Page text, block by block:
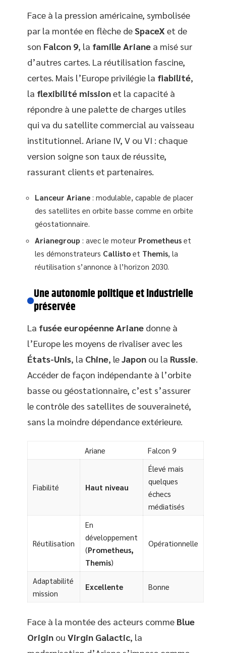
Face à la pression américaine, symbolisée
par la montée en flèche deSpaceX et de
son Falcon 9, la famille Ariane a misé sur
d’autres cartes. La réutilisation fascine,
certes. Mais l’Europe privilégie la fiabilité,
la flexibilité missionet la capacité à
répondre à une palette de charges utiles
qui va du satellite commercial au vaisseau
institutionnel. Ariane IV, V ou VI : chaque
version soigne son taux de réussite,
rassurant clients et partenaires.
Lanceur Ariane : modulable, capable de placer
des satellites en orbite basse comme en orbite
géostationnaire.
Arianegroup : avec le moteur Prometheus et
les démonstrateurs Callisto et Themis, la
réutilisation s’annonce à l’horizon 2030.
Une autonomie politique et industrielle
préservée
La fusée européenne Ariane donne à
l’Europe les moyens de rivaliser avec les
États-Unis, la Chine, leJapon ou la Russie.
Accéder de façon indépendante à l’orbite
basse ou géostationnaire, c’est s’assurer
le contrôle des satellites de souveraineté,
sans la moindre dépendance extérieure.
Ariane Falcon 9
Fiabilité Haut niveau
Élevé mais
quelques
échecs
médiatisés
Réutilisation
En
développement
(Prometheus,
Themis)
Opérationnelle
Adaptabilité
mission
Excellente Bonne
Face à la montée des acteurs comme Blue
Origin ou Virgin Galactic, la